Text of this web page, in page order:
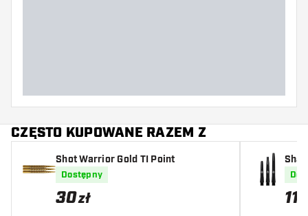
CZĘSTO KUPOWANE RAZEM Z
Shot Warrior Gold TI Point
Dostępny
30zł 11